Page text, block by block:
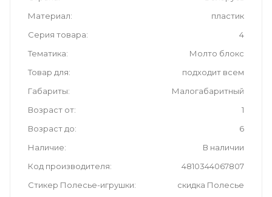
Материал
пластик
Серия товара
4
Тематика
Молто блокс
Товар для
подходит всем
Габариты
Малогабаритный
Возраст от
1
Возраст до
6
Наличие
В наличии
Код производителя
4810344067807
Стикер Полесье-игрушки
скидка Полесье